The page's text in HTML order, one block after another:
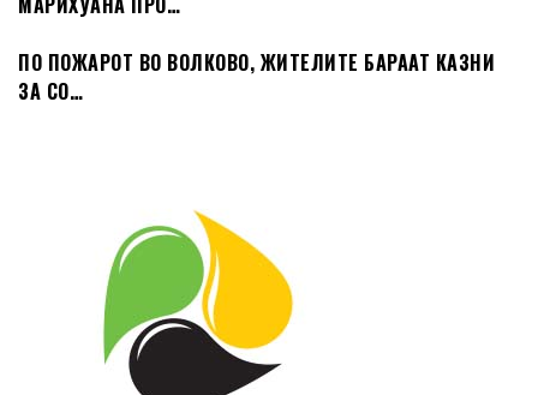
ПО ПОЖАРОТ ВО ВОЛКОВО, ЖИТЕЛИТЕ БАРААТ КАЗНИ
ЗА СО…